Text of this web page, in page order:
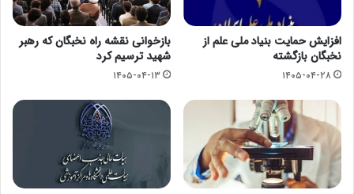
افزایش حمایت بنیاد ملی علم از
نخبگان بازگشته
۱۴۰۵-۰۴-۲۸
بازخوانی نقشه راه نخبگان که رهبر
شهید ترسیم کرد
۱۴۰۵-۰۴-۱۳